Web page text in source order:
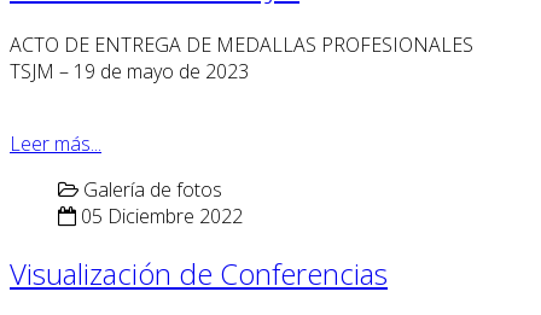
ACTO DE ENTREGA DE MEDALLAS PROFESIONALES
TSJM – 19 de mayo de 2023
Leer más...
Galería de fotos
05 Diciembre 2022
Visualización de Conferencias